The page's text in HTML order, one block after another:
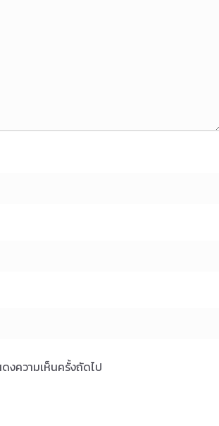
งความเห็นครั้งถัดไป